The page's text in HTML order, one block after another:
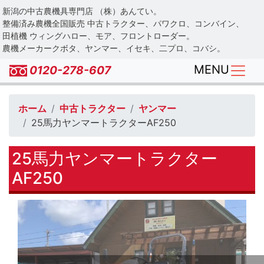
Skip
to
main
content
新潟の中古農機具専門店 （株）あんてい。
整備済み農機全国販売 中古トラクター、パワクロ、コンバイン、
田植機 ウィングハロー、モア、フロントローダー。
農機メーカークボタ、ヤンマー、イセキ、二プロ、コバシ。
0120-278-607 MENU
ホーム 中古トラクター
ヤンマー
25馬力ヤンマートラクターAF250
25馬力ヤンマートラクター
AF250